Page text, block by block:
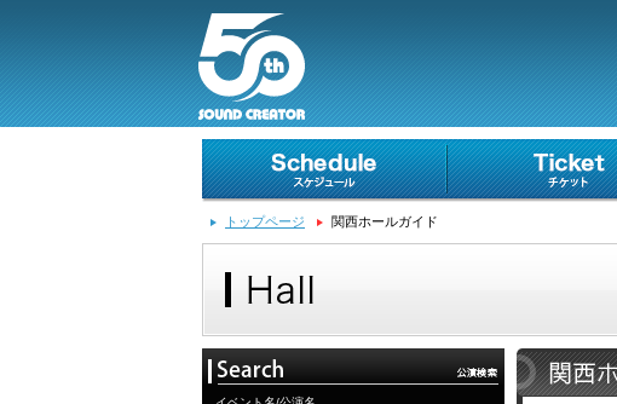
トップページ 関西ホールガイド